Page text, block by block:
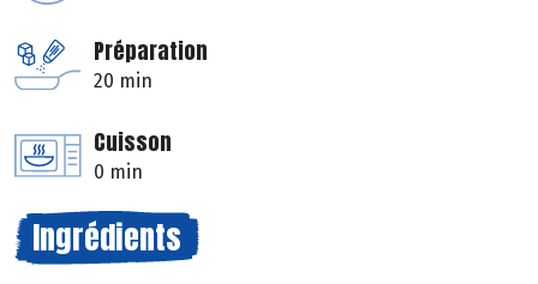
Préparation
20 min
Cuisson
0 min
Ingrédients